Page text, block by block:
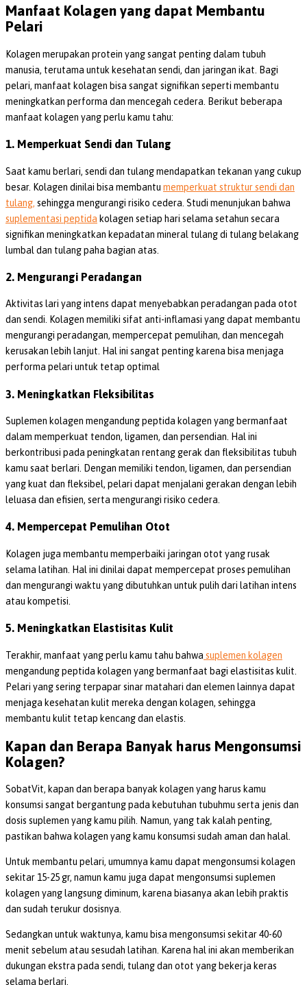
Manfaat Kolagen yang dapat Membantu
Pelari
Kolagen merupakan protein yang sangat penting dalam tubuh
manusia, terutama untuk kesehatan sendi, dan jaringan ikat. Bagi
pelari, manfaat kolagen bisa sangat signifikan seperti membantu
meningkatkan performa dan mencegah cedera. Berikut beberapa
manfaat kolagen yang perlu kamu tahu:
1. Memperkuat Sendi dan Tulang
Saat kamu berlari, sendi dan tulang mendapatkan tekanan yang cukup
besar. Kolagen dinilai bisa membantu memperkuat struktur sendi dan
tulang, sehingga mengurangi risiko cedera. Studi menunjukan bahwa
suplementasi peptida kolagen setiap hari selama setahun secara
signifikan meningkatkan kepadatan mineral tulang di tulang belakang
lumbal dan tulang paha bagian atas.
2. Mengurangi Peradangan
Aktivitas lari yang intens dapat menyebabkan peradangan pada otot
dan sendi. Kolagen memiliki sifat anti-inflamasi yang dapat membantu
mengurangi peradangan, mempercepat pemulihan, dan mencegah
kerusakan lebih lanjut. Hal ini sangat penting karena bisa menjaga
performa pelari untuk tetap optimal
3. Meningkatkan Fleksibilitas
Suplemen kolagen mengandung peptida kolagen yang bermanfaat
dalam memperkuat tendon, ligamen, dan persendian. Hal ini
berkontribusi pada peningkatan rentang gerak dan fleksibilitas tubuh
kamu saat berlari. Dengan memiliki tendon, ligamen, dan persendian
yang kuat dan fleksibel, pelari dapat menjalani gerakan dengan lebih
leluasa dan efisien, serta mengurangi risiko cedera.
4. Mempercepat Pemulihan Otot
Kolagen juga membantu memperbaiki jaringan otot yang rusak
selama latihan. Hal ini dinilai dapat mempercepat proses pemulihan
dan mengurangi waktu yang dibutuhkan untuk pulih dari latihan intens
atau kompetisi.
5. Meningkatkan Elastisitas Kulit
Terakhir, manfaat yang perlu kamu tahu bahwa suplemen kolagen
mengandung peptida kolagen yang bermanfaat bagi elastisitas kulit.
Pelari yang sering terpapar sinar matahari dan elemen lainnya dapat
menjaga kesehatan kulit mereka dengan kolagen, sehingga
membantu kulit tetap kencang dan elastis.
Kapan dan Berapa Banyak harus Mengonsumsi
Kolagen?
SobatVit, kapan dan berapa banyak kolagen yang harus kamu
konsumsi sangat bergantung pada kebutuhan tubuhmu serta jenis dan
dosis suplemen yang kamu pilih. Namun, yang tak kalah penting,
pastikan bahwa kolagen yang kamu konsumsi sudah aman dan halal.
Untuk membantu pelari, umumnya kamu dapat mengonsumsi kolagen
sekitar 15-25 gr, namun kamu juga dapat mengonsumsi suplemen
kolagen yang langsung diminum, karena biasanya akan lebih praktis
dan sudah terukur dosisnya.
Sedangkan untuk waktunya, kamu bisa mengonsumsi sekitar 40-60
menit sebelum atau sesudah latihan. Karena hal ini akan memberikan
dukungan ekstra pada sendi, tulang dan otot yang bekerja keras
selama berlari.